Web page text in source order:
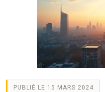
PUBLIÉ LE 15 MARS 2024